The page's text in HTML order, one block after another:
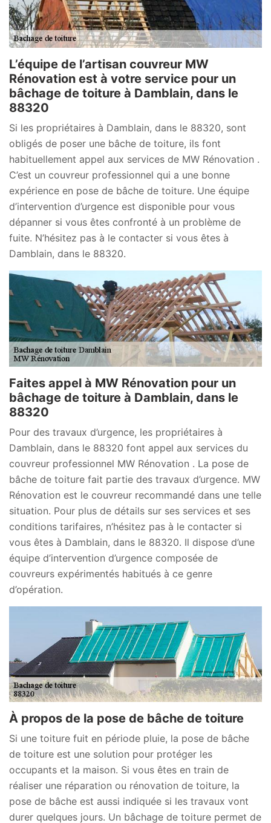
L’équipe de l’artisan couvreur MW
Rénovation est à votre service pour un
bâchage de toiture à Damblain, dans le
88320
Si les propriétaires à Damblain, dans le 88320, sont
obligés de poser une bâche de toiture, ils font
habituellement appel aux services de MW Rénovation .
C’est un couvreur professionnel qui a une bonne
expérience en pose de bâche de toiture. Une équipe
d’intervention d’urgence est disponible pour vous
dépanner si vous êtes confronté à un problème de
fuite. N’hésitez pas à le contacter si vous êtes à
Damblain, dans le 88320.
Faites appel à MW Rénovation pour un
bâchage de toiture à Damblain, dans le
88320
Pour des travaux d’urgence, les propriétaires à
Damblain, dans le 88320 font appel aux services du
couvreur professionnel MW Rénovation . La pose de
bâche de toiture fait partie des travaux d’urgence. MW
Rénovation est le couvreur recommandé dans une telle
situation. Pour plus de détails sur ses services et ses
conditions tarifaires, n’hésitez pas à le contacter si
vous êtes à Damblain, dans le 88320. Il dispose d’une
équipe d’intervention d’urgence composée de
couvreurs expérimentés habitués à ce genre
d’opération.
À propos de la pose de bâche de toiture
Si une toiture fuit en période pluie, la pose de bâche
de toiture est une solution pour protéger les
occupants et la maison. Si vous êtes en train de
réaliser une réparation ou rénovation de toiture, la
pose de bâche est aussi indiquée si les travaux vont
durer quelques jours. Un bâchage de toiture permet de